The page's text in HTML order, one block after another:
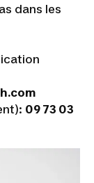
dans les
09 73 03